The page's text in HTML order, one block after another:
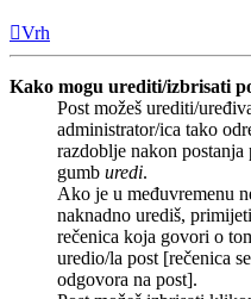
Vrh
Kako mogu urediti/izbrisati
Post možeš urediti/
administrator/ica tako
razdoblje nakon
gumb uredi.
Ako je u međuvremenu
naknadno urediš,
rečenica koja govori o
uredio/la post [rečenica
odgovora na post].